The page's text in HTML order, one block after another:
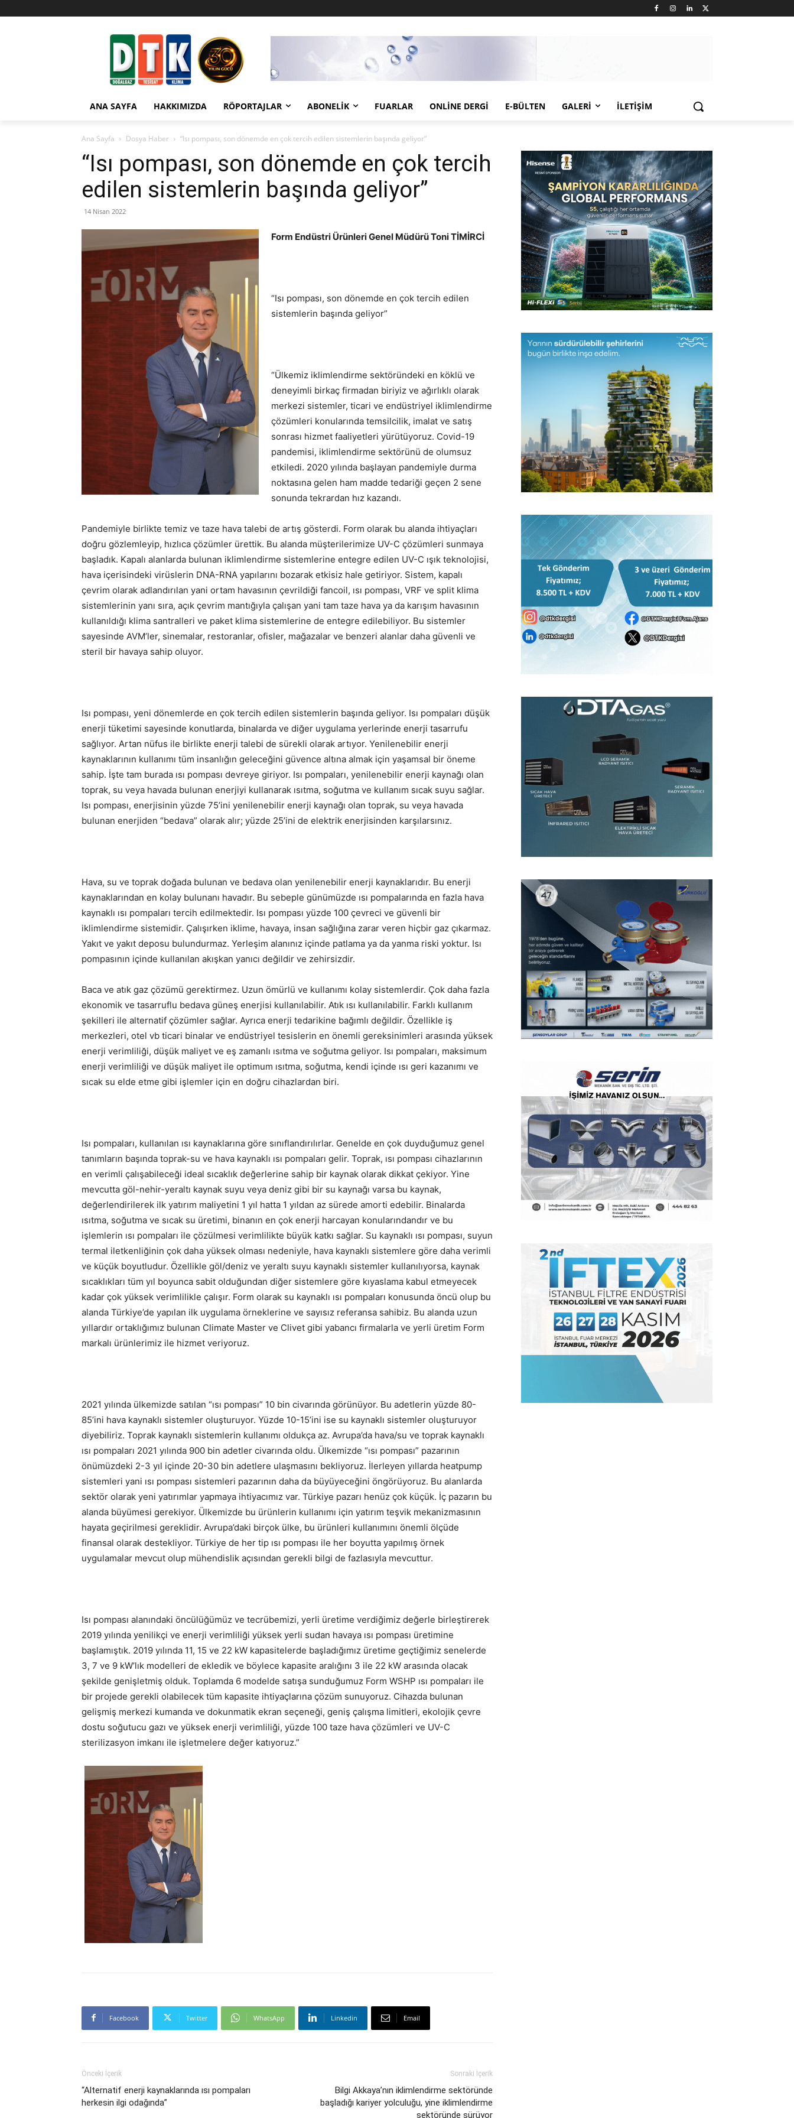
ANA SAYFA HAKKIMIZDA RÖPORTAJLAR ABONELIK FUARLAR ONLINE DERGI E-BÜLTEN GALERI İLETIŞIM
Ana Sayfa Dosya Haber “Isı pompası, son dönemde en çok tercih edilen sistemlerin başında geliyor”
“Isı pompası, son dönemde en çok tercih
edilen sistemlerin başında geliyor”
14 Nisan 2022
Form Endüstri Ürünleri Genel Müdürü Toni TİMİRCİ
“Isı pompası, son dönemde en çok tercih edilen
sistemlerin başında geliyor”
“Ülkemiz iklimlendirme sektöründeki en köklü ve
deneyimli birkaç firmadan biriyiz ve ağırlıklı olarak
merkezi sistemler, ticari ve endüstriyel iklimlendirme
çözümleri konularında temsilcilik, imalat ve satış
sonrası hizmet faaliyetleri yürütüyoruz. Covid-19
pandemisi, iklimlendirme sektörünü de olumsuz
etkiledi. 2020 yılında başlayan pandemiyle durma
noktasına gelen ham madde tedariği geçen 2 sene
sonunda tekrardan hız kazandı.
Pandemiyle birlikte temiz ve taze hava talebi de artış gösterdi. Form olarak bu alanda ihtiyaçları
doğru gözlemleyip, hızlıca çözümler ürettik. Bu alanda müşterilerimize UV-C çözümleri sunmaya
başladık. Kapalı alanlarda bulunan iklimlendirme sistemlerine entegre edilen UV-C ışık teknolojisi,
hava içerisindeki virüslerin DNA-RNA yapılarını bozarak etkisiz hale getiriyor. Sistem, kapalı
çevrim olarak adlandırılan yani ortam havasının çevrildiği fancoil, ısı pompası, VRF ve split klima
sistemlerinin yanı sıra, açık çevrim mantığıyla çalışan yani tam taze hava ya da karışım havasının
kullanıldığı klima santralleri ve paket klima sistemlerine de entegre edilebiliyor. Bu sistemler
sayesinde AVM’ler, sinemalar, restoranlar, ofisler, mağazalar ve benzeri alanlar daha güvenli ve
steril bir havaya sahip oluyor.
Isı pompası, yeni dönemlerde en çok tercih edilen sistemlerin başında geliyor. Isı pompaları düşük
enerji tüketimi sayesinde konutlarda, binalarda ve diğer uygulama yerlerinde enerji tasarrufu
sağlıyor. Artan nüfus ile birlikte enerji talebi de sürekli olarak artıyor. Yenilenebilir enerji
kaynaklarının kullanımı tüm insanlığın geleceğini güvence altına almak için yaşamsal bir öneme
sahip. İşte tam burada ısı pompası devreye giriyor. Isı pompaları, yenilenebilir enerji kaynağı olan
toprak, su veya havada bulunan enerjiyi kullanarak ısıtma, soğutma ve kullanım sıcak suyu sağlar.
Isı pompası, enerjisinin yüzde 75’ini yenilenebilir enerji kaynağı olan toprak, su veya havada
bulunan enerjiden “bedava” olarak alır; yüzde 25’ini de elektrik enerjisinden karşılarsınız.
Hava, su ve toprak doğada bulunan ve bedava olan yenilenebilir enerji kaynaklarıdır. Bu enerji
kaynaklarından en kolay bulunanı havadır. Bu sebeple günümüzde ısı pompalarında en fazla hava
kaynaklı ısı pompaları tercih edilmektedir. Isı pompası yüzde 100 çevreci ve güvenli bir
iklimlendirme sistemidir. Çalışırken iklime, havaya, insan sağlığına zarar veren hiçbir gaz çıkarmaz.
Yakıt ve yakıt deposu bulundurmaz. Yerleşim alanınız içinde patlama ya da yanma riski yoktur. Isı
pompasının içinde kullanılan akışkan yanıcı değildir ve zehirsizdir.
Baca ve atık gaz çözümü gerektirmez. Uzun ömürlü ve kullanımı kolay sistemlerdir. Çok daha fazla
ekonomik ve tasarruflu bedava güneş enerjisi kullanılabilir. Atık ısı kullanılabilir. Farklı kullanım
şekilleri ile alternatif çözümler sağlar. Ayrıca enerji tedarikine bağımlı değildir. Özellikle iş
merkezleri, otel vb ticari binalar ve endüstriyel tesislerin en önemli gereksinimleri arasında yüksek
enerji verimliliği, düşük maliyet ve eş zamanlı ısıtma ve soğutma geliyor. Isı pompaları, maksimum
enerji verimliliği ve düşük maliyet ile optimum ısıtma, soğutma, kendi içinde ısı geri kazanımı ve
sıcak su elde etme gibi işlemler için en doğru cihazlardan biri.
Isı pompaları, kullanılan ısı kaynaklarına göre sınıflandırılırlar. Genelde en çok duyduğumuz genel
tanımların başında toprak-su ve hava kaynaklı ısı pompaları gelir. Toprak, ısı pompası cihazlarının
en verimli çalışabileceği ideal sıcaklık değerlerine sahip bir kaynak olarak dikkat çekiyor. Yine
mevcutta göl-nehir-yeraltı kaynak suyu veya deniz gibi bir su kaynağı varsa bu kaynak,
değerlendirilerek ilk yatırım maliyetini 1 yıl hatta 1 yıldan az sürede amorti edebilir. Binalarda
ısıtma, soğutma ve sıcak su üretimi, binanın en çok enerji harcayan konularındandır ve bu
işlemlerin ısı pompaları ile çözülmesi verimlilikte büyük katkı sağlar. Su kaynaklı ısı pompası, suyun
termal iletkenliğinin çok daha yüksek olması nedeniyle, hava kaynaklı sistemlere göre daha verimli
ve küçük boyutludur. Özellikle göl/deniz ve yeraltı suyu kaynaklı sistemler kullanılıyorsa, kaynak
sıcaklıkları tüm yıl boyunca sabit olduğundan diğer sistemlere göre kıyaslama kabul etmeyecek
kadar çok yüksek verimlilikle çalışır. Form olarak su kaynaklı ısı pompaları konusunda öncü olup bu
alanda Türkiye’de yapılan ilk uygulama örneklerine ve sayısız referansa sahibiz. Bu alanda uzun
yıllardır ortaklığımız bulunan Climate Master ve Clivet gibi yabancı firmalarla ve yerli üretim Form
markalı ürünlerimiz ile hizmet veriyoruz.
2021 yılında ülkemizde satılan “ısı pompası” 10 bin civarında görünüyor. Bu adetlerin yüzde 80-
85’ini hava kaynaklı sistemler oluşturuyor. Yüzde 10-15’ini ise su kaynaklı sistemler oluşturuyor
diyebiliriz. Toprak kaynaklı sistemlerin kullanımı oldukça az. Avrupa’da hava/su ve toprak kaynaklı
ısı pompaları 2021 yılında 900 bin adetler civarında oldu. Ülkemizde “ısı pompası” pazarının
önümüzdeki 2-3 yıl içinde 20-30 bin adetlere ulaşmasını bekliyoruz. İlerleyen yıllarda heatpump
sistemleri yani ısı pompası sistemleri pazarının daha da büyüyeceğini öngörüyoruz. Bu alanlarda
sektör olarak yeni yatırımlar yapmaya ihtiyacımız var. Türkiye pazarı henüz çok küçük. İç pazarın bu
alanda büyümesi gerekiyor. Ülkemizde bu ürünlerin kullanımı için yatırım teşvik mekanizmasının
hayata geçirilmesi gereklidir. Avrupa’daki birçok ülke, bu ürünleri kullanımını önemli ölçüde
finansal olarak destekliyor. Türkiye de her tip ısı pompası ile her boyutta yapılmış örnek
uygulamalar mevcut olup mühendislik açısından gerekli bilgi de fazlasıyla mevcuttur.
Isı pompası alanındaki öncülüğümüz ve tecrübemizi, yerli üretime verdiğimiz değerle birleştirerek
2019 yılında yenilikçi ve enerji verimliliği yüksek yerli sudan havaya ısı pompası üretimine
başlamıştık. 2019 yılında 11, 15 ve 22 kW kapasitelerde başladığımız üretime geçtiğimiz senelerde
3, 7 ve 9 kW’lık modelleri de ekledik ve böylece kapasite aralığını 3 ile 22 kW arasında olacak
şekilde genişletmiş olduk. Toplamda 6 modelde satışa sunduğumuz Form WSHP ısı pompaları ile
bir projede gerekli olabilecek tüm kapasite ihtiyaçlarına çözüm sunuyoruz. Cihazda bulunan
gelişmiş merkezi kumanda ve dokunmatik ekran seçeneği, geniş çalışma limitleri, ekolojik çevre
dostu soğutucu gazı ve yüksek enerji verimliliği, yüzde 100 taze hava çözümleri ve UV-C
sterilizasyon imkanı ile işletmelere değer katıyoruz.”
Facebook Twitter WhatsApp Linkedin Email
Önceki İçerik
“Alternatif enerji kaynaklarında ısı pompaları
herkesin ilgi odağında”
Sonraki İçerik
Bilgi Akkaya’nın iklimlendirme sektöründe
başladığı kariyer yolculuğu, yine iklimlendirme
sektöründe sürüyor